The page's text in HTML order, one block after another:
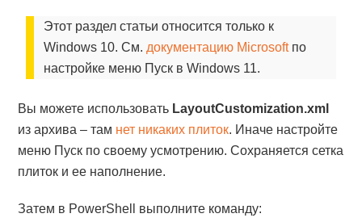
Этот раздел статьи относится только к
Windows 10. См. документацию Microsoftпо
настройке меню Пуск в Windows 11.
Вы можете использовать LayoutCustomization.xml
из архива – там нет никаких плиток. Иначе настройте
меню Пуск по своему усмотрению. Сохраняется сетка
плиток и ее наполнение.
Затем в PowerShell выполните команду: